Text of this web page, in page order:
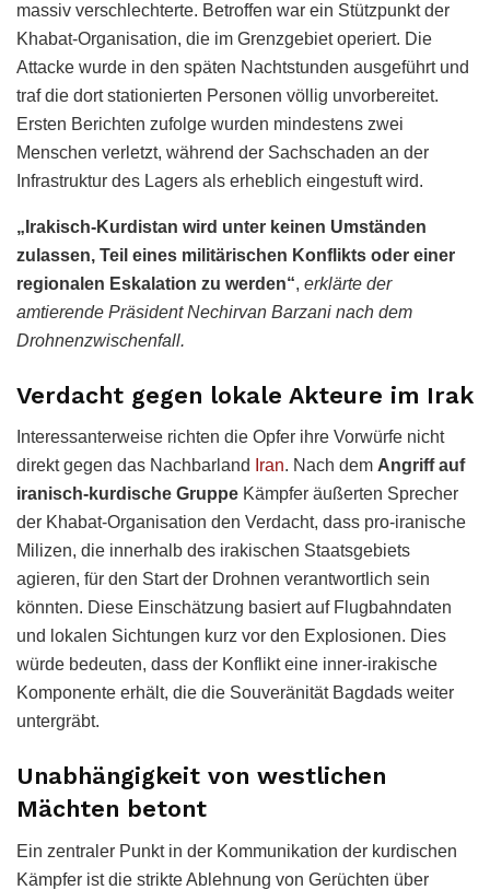
massiv verschlechterte. Betroffen war ein Stützpunkt der
Khabat-Organisation, die im Grenzgebiet operiert. Die
Attacke wurde in den späten Nachtstunden ausgeführt und
traf die dort stationierten Personen völlig unvorbereitet.
Ersten Berichten zufolge wurden mindestens zwei
Menschen verletzt, während der Sachschaden an der
Infrastruktur des Lagers als erheblich eingestuft wird.
„Irakisch-Kurdistan wird unter keinen Umständen
zulassen, Teil eines militärischen Konflikts oder einer
regionalen Eskalation zu werden“, erklärte der
amtierende Präsident Nechirvan Barzani nach dem
Drohnenzwischenfall.
Verdacht gegen lokale Akteure im Irak
Interessanterweise richten die Opfer ihre Vorwürfe nicht
direkt gegen das Nachbarland
Iran. Nach dem Angriff auf
iranisch-kurdische Gruppe Kämpfer äußerten Sprecher
der Khabat-Organisation den Verdacht, dass pro-iranische
Milizen, die innerhalb des irakischen Staatsgebiets
agieren, für den Start der Drohnen verantwortlich sein
könnten. Diese Einschätzung basiert auf Flugbahndaten
und lokalen Sichtungen kurz vor den Explosionen. Dies
würde bedeuten, dass der Konflikt eine inner-irakische
Komponente erhält, die die Souveränität Bagdads weiter
untergräbt.
Unabhängigkeit von westlichen
Mächten betont
Ein zentraler Punkt in der Kommunikation der kurdischen
Kämpfer ist die strikte Ablehnung von Gerüchten über